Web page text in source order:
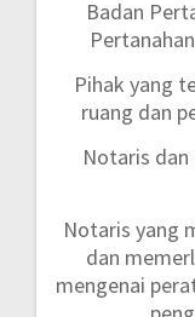
Badan
Pihak yang
ruang dan
Notaris
Notaris yang
dan
mengenai